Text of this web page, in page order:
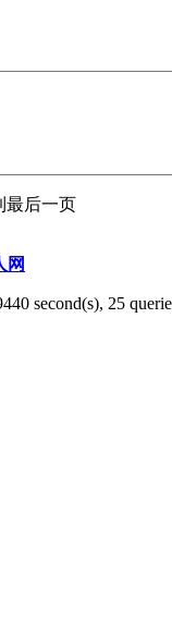
最后一页
网
second(s), 25